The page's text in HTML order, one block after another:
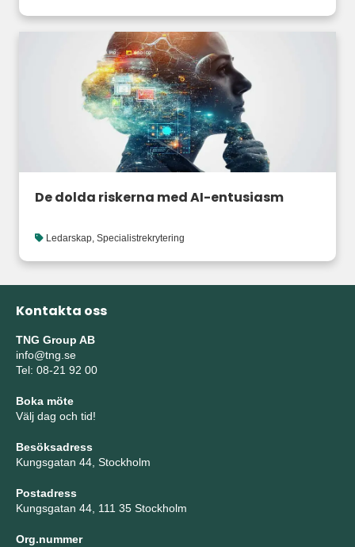
De dolda riskerna med AI-entusiasm
Ledarskap, Specialistrekrytering
Kontakta oss
TNG Group AB
info@tng.se
Tel: 08-21 92 00
Boka möte
Välj dag och tid!
Besöksadress
Kungsgatan 44, Stockholm
Postadress
Kungsgatan 44, 111 35 Stockholm
Org.nummer